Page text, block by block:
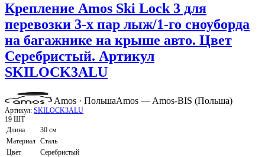
Крепление Amos Ski Lock 3 для
перевозки 3-х пар лыж/1-го сноуборда
на багажнике на крыше авто. Цвет
Серебристый. Артикул
SKILOCK3ALU
Amos · ПольшаAmos — Amos-BIS (Польша)
Артикул: SKILOCK3ALU
19 ШТ
Длина
30 см
Материал Сталь
Цвет
Серебристый